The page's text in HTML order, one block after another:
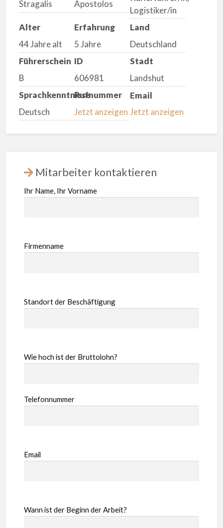
Stragalis
Apostolos
Logistiker/in
Alter
44 Jahre alt
Erfahrung
5 Jahre
Land
Deutschland
Führerschein
B
ID
606981
Stadt
Landshut
Sprachkenntnisse
Deutsch
Rufnummer
Jetzt anzeigen
Email
Jetzt anzeigen
Mitarbeiter kontaktieren
Ihr Name, Ihr Vorname
Firmenname
Standort der Beschäftigung
Wie hoch ist der Bruttolohn?
Telefonnummer
Email
Wann ist der Beginn der Arbeit?